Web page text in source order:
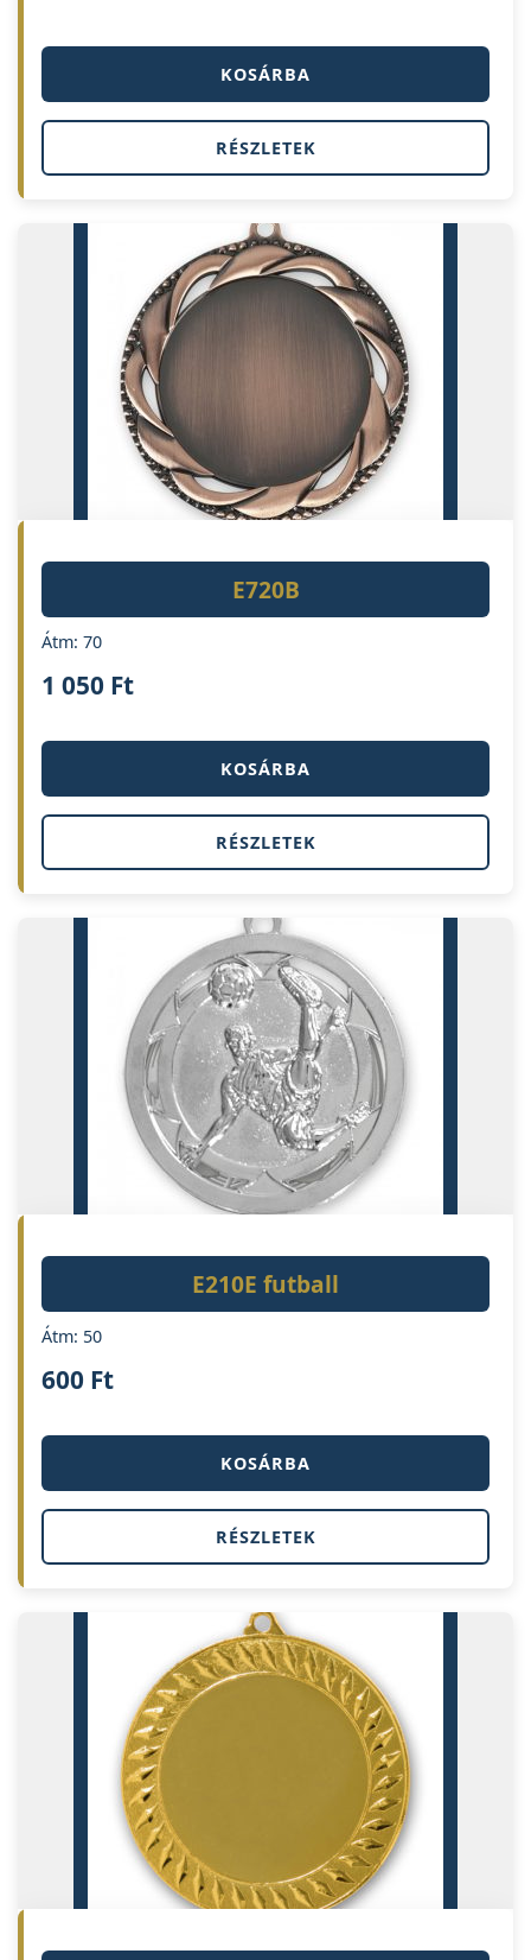
KOSÁRBA
RÉSZLETEK
E720B
Átm: 70
1 050 Ft
KOSÁRBA
RÉSZLETEK
E210E futball
Átm: 50
600 Ft
KOSÁRBA
RÉSZLETEK